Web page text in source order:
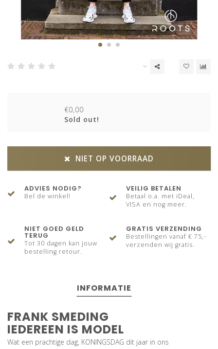
€0,00
Sold out!
NIET OP VOORRAAD
ADVIES NODIG?
Bel de winkel!
VEILIG BETALEN
Betaal o.a. met iDeal,
VISA en nog meer.
NIET GOED GELD
TERUG
Tot 30 dagen kan jouw
bestelling retour.
GRATIS VERZENDING
Bestellingen vanaf € 75,-
verzenden wij gratis.
INFORMATIE
FRANK SMEDING
IEDEREEN IS MODEL
Wat een prachtige dag, KONINGSDAG dit jaar in ons